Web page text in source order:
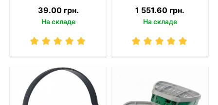
39.00 грн.
На складе
1 551.60 грн.
На складе